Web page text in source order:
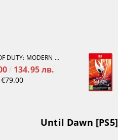
CALL OF DUTY: MODERN WARFARE 4[PS5]
134.95 лв.
€79.00
Until Dawn [PS5]